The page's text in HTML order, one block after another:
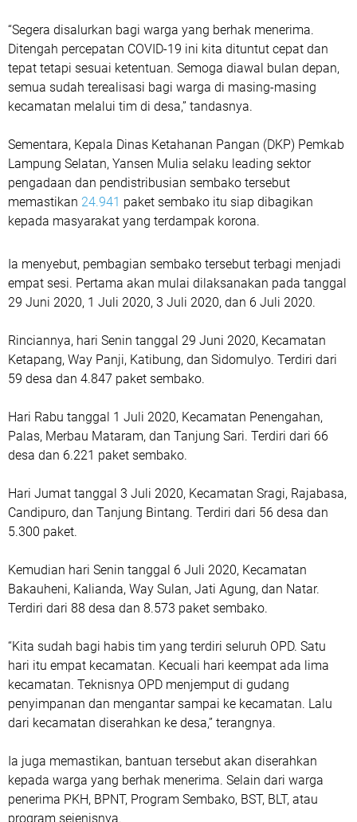
“Segera disalurkan bagi warga yang berhak menerima.
Ditengah percepatan COVID-19 ini kita dituntut cepat dan
tepat tetapi sesuai ketentuan. Semoga diawal bulan depan,
semua sudah terealisasi bagi warga di masing-masing
kecamatan melalui tim di desa,” tandasnya.
Sementara, Kepala Dinas Ketahanan Pangan (DKP) Pemkab
Lampung Selatan, Yansen Mulia selaku leading sektor
pengadaan dan pendistribusian sembako tersebut
memastikan 24.941 paket sembako itu siap dibagikan
kepada masyarakat yang terdampak korona.
Ia menyebut, pembagian sembako tersebut terbagi menjadi
empat sesi. Pertama akan mulai dilaksanakan pada tanggal
29 Juni 2020, 1 Juli 2020, 3 Juli 2020, dan 6 Juli 2020.
Rinciannya, hari Senin tanggal 29 Juni 2020, Kecamatan
Ketapang, Way Panji, Katibung, dan Sidomulyo. Terdiri dari
59 desa dan 4.847 paket sembako.
Hari Rabu tanggal 1 Juli 2020, Kecamatan Penengahan,
Palas, Merbau Mataram, dan Tanjung Sari. Terdiri dari 66
desa dan 6.221 paket sembako.
Hari Jumat tanggal 3 Juli 2020, Kecamatan Sragi, Rajabasa,
Candipuro, dan Tanjung Bintang. Terdiri dari 56 desa dan
5.300 paket.
Kemudian hari Senin tanggal 6 Juli 2020, Kecamatan
Bakauheni, Kalianda, Way Sulan, Jati Agung, dan Natar.
Terdiri dari 88 desa dan 8.573 paket sembako.
“Kita sudah bagi habis tim yang terdiri seluruh OPD. Satu
hari itu empat kecamatan. Kecuali hari keempat ada lima
kecamatan. Teknisnya OPD menjemput di gudang
penyimpanan dan mengantar sampai ke kecamatan. Lalu
dari kecamatan diserahkan ke desa,” terangnya.
Ia juga memastikan, bantuan tersebut akan diserahkan
kepada warga yang berhak menerima. Selain dari warga
penerima PKH, BPNT, Program Sembako, BST, BLT, atau
program sejenisnya.